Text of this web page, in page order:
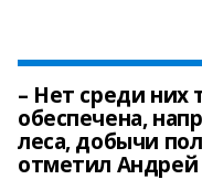
– Нет среди них
обеспечена,
леса, добычи
отметил